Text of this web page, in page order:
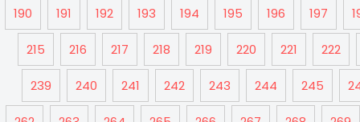
190 191 192 193 194 195 196 197
215 216 217 218 219 220 221 222
239 240 241 242 243 244 245